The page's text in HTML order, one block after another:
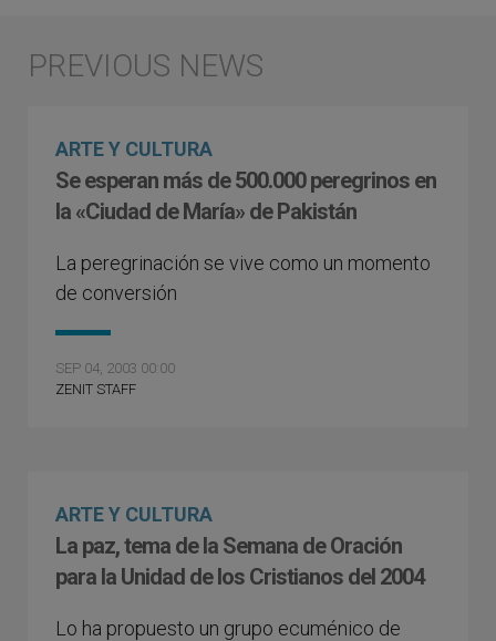
ARTE Y CULTURA
Se esperan más de 500.000 peregrinos en
la «Ciudad de María» de Pakistán
La peregrinación se vive como un momento
de conversión
SEP 04, 2003 00:00
ZENIT STAFF
ARTE Y CULTURA
La paz, tema de la Semana de Oración
para la Unidad de los Cristianos del 2004
Lo ha propuesto un grupo ecuménico de